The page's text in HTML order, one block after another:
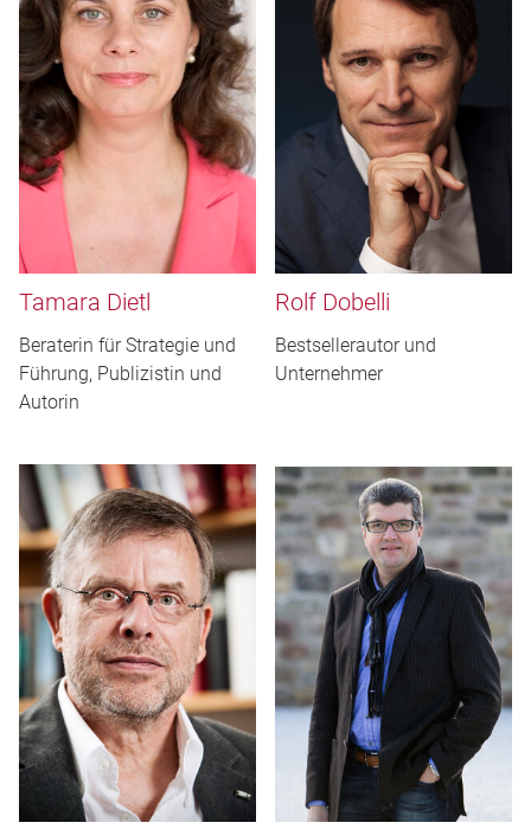
Tamara Dietl
Beraterin für Strategie und
Führung, Publizistin und
Autorin
Rolf Dobelli
Bestsellerautor und
Unternehmer